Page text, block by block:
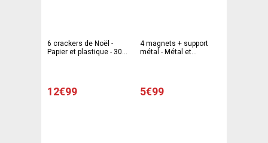
6 crackers de Noël -
Papier et plastique - 30 x
12€99
4 magnets + support
métal - Métal et
5€99